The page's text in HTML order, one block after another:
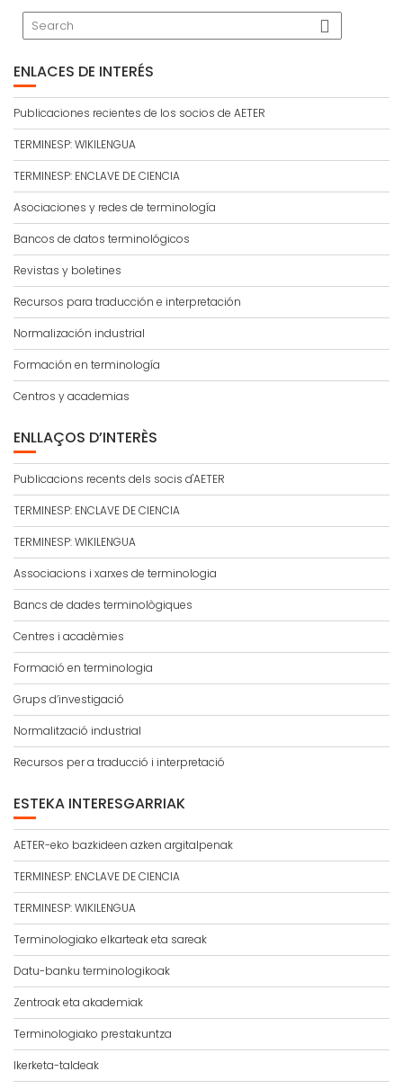
ENLACES DE INTERÉS
Publicaciones recientes de los socios de AETER
TERMINESP: WIKILENGUA
TERMINESP: ENCLAVE DE CIENCIA
Asociaciones y redes de terminología
Bancos de datos terminológicos
Revistas y boletines
Recursos para traducción e interpretación
Normalización industrial
Formación en terminología
Centros y academias
ENLLAÇOS D’INTERÈS
Publicacions recents dels socis d'AETER
TERMINESP: ENCLAVE DE CIENCIA
TERMINESP: WIKILENGUA
Associacions i xarxes de terminologia
Bancs de dades terminològiques
Centres i acadèmies
Formació en terminologia
Grups d’investigació
Normalització industrial
Recursos per a traducció i interpretació
ESTEKA INTERESGARRIAK
AETER-eko bazkideen azken argitalpenak
TERMINESP: ENCLAVE DE CIENCIA
TERMINESP: WIKILENGUA
Terminologiako elkarteak eta sareak
Datu-banku terminologikoak
Zentroak eta akademiak
Terminologiako prestakuntza
Ikerketa-taldeak